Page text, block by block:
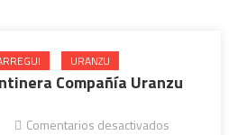
URANZU
Compañía Uranzu
Comentarios desactivados